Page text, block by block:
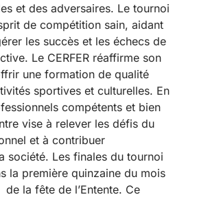
et des adversaires. Le tournoi
de compétition sain, aidant
les succès et les échecs de
Le CERFER réaffirme son
une formation de qualité
sportives et culturelles. En
compétents et bien
vise à relever les défis du
et à contribuer
société. Les finales du tournoi
la première quinzaine du mois
la fête de l’Entente. Ce